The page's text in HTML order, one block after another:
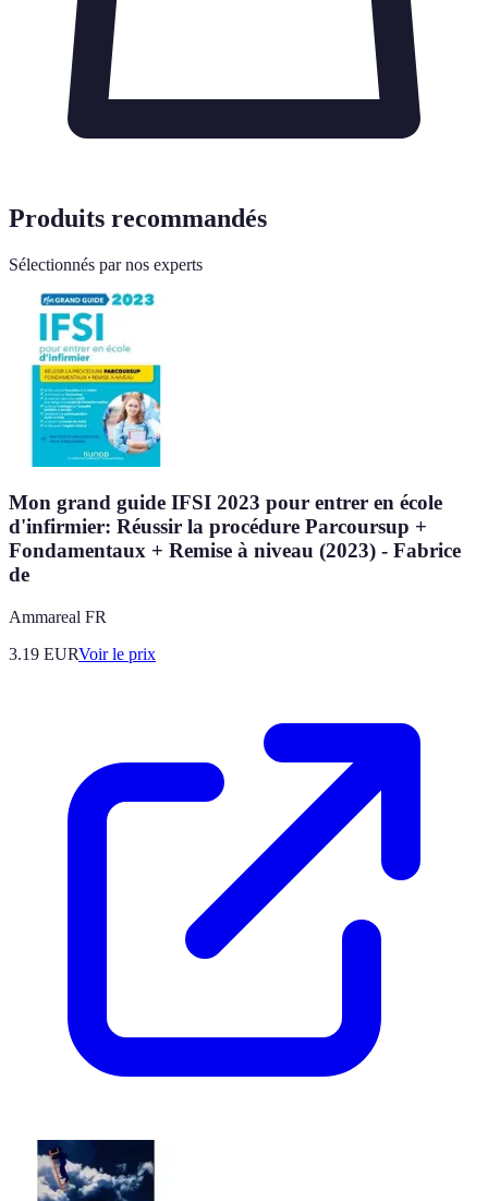
Produits recommandés
Sélectionnés par nos experts
Mon grand guide IFSI 2023 pour entrer en école
d'infirmier: Réussir la procédure Parcoursup +
Fondamentaux + Remise à niveau (2023) - Fabrice
de
Ammareal FR
3.19 EURVoir le prix